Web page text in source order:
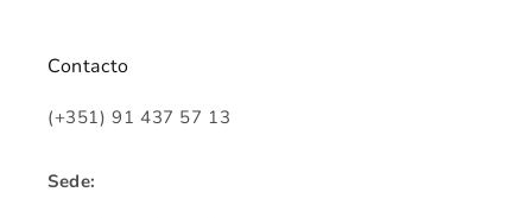
Contacto
(+351) 91 437 57 13
Sede: